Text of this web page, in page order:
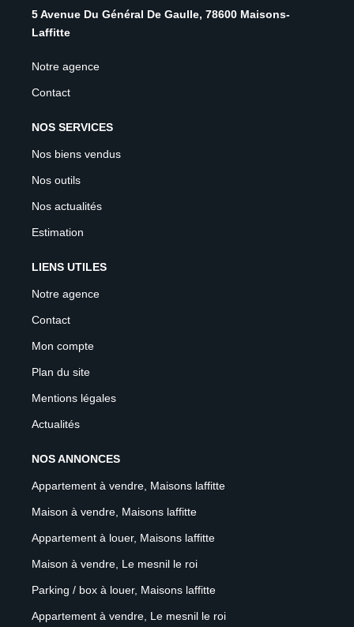
5 Avenue Du Général De Gaulle, 78600 Maisons-
Laffitte
Notre agence
Contact
NOS SERVICES
Nos biens vendus
Nos outils
Nos actualités
Estimation
LIENS UTILES
Notre agence
Contact
Mon compte
Plan du site
Mentions légales
Actualités
NOS ANNONCES
Appartement à vendre, Maisons laffitte
Maison à vendre, Maisons laffitte
Appartement à louer, Maisons laffitte
Maison à vendre, Le mesnil le roi
Parking / box à louer, Maisons laffitte
Appartement à vendre, Le mesnil le roi